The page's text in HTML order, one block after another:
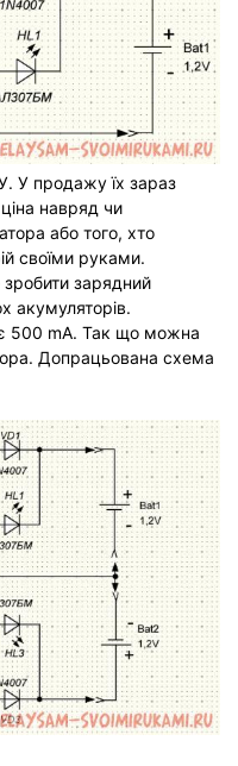
У продажу їх зараз
навряд чи
або того, хто
своїми руками.
зарядний
акумуляторів.
500 mA. Так що можна
Допрацьована схема